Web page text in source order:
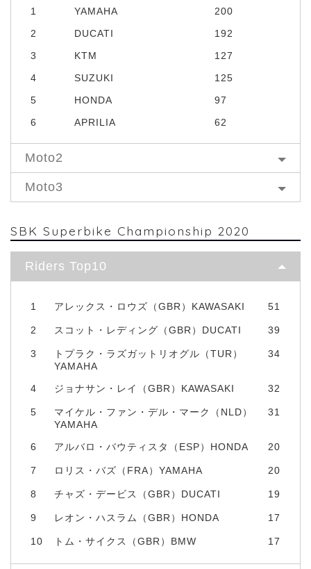
1 YAMAHA
200
2
DUCATI
192
3
KTM
127
4
SUZUKI
125
5
HONDA
97
6
APRILIA 62
Moto2
Moto3
SBK Superbike Championship 2020
Riders Top10
1 アレックス・ロウズ（GBR）KAWASAKI 51
2 スコット・レディング（GBR）DUCATI 39
3
トプラク・ラズガットリオグル（TUR）
YAMAHA
34
4 ジョナサン・レイ（GBR）KAWASAKI 32
5
マイケル・ファン・デル・マーク（NLD）
YAMAHA
31
6 アルバロ・バウティスタ（ESP）HONDA 20
7 ロリス・バズ（FRA）YAMAHA 20
8 チャズ・デービス（GBR）DUCATI 19
9 レオン・ハスラム（GBR）HONDA 17
10 トム・サイクス（GBR）BMW 17